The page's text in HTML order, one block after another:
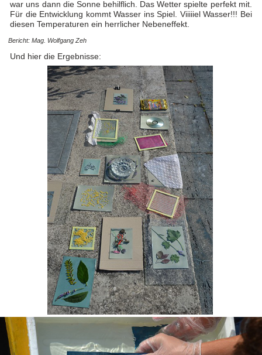
war uns dann die Sonne behilflich. Das Wetter spielte perfekt mit.
Für die Entwicklung kommt Wasser ins Spiel. Viiiiiel Wasser!!! Bei
diesen Temperaturen ein herrlicher Nebeneffekt.
Bericht: Mag. Wolfgang Zeh
Und hier die Ergebnisse: